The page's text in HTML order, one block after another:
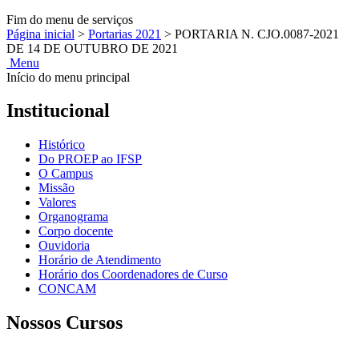
Fim do menu de serviços
Página inicial > Portarias 2021 > PORTARIA N. CJO.0087-2021
DE 14 DE OUTUBRO DE 2021
Menu
Início do menu principal
Institucional
Histórico
Do PROEP ao IFSP
O Campus
Missão
Valores
Organograma
Corpo docente
Ouvidoria
Horário de Atendimento
Horário dos Coordenadores de Curso
CONCAM
Nossos Cursos